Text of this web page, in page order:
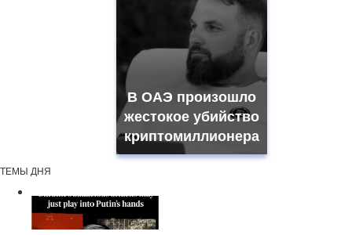
В ОАЭ произошло
жестокое убийство
криптомиллионера
ТЕМЫ ДНЯ